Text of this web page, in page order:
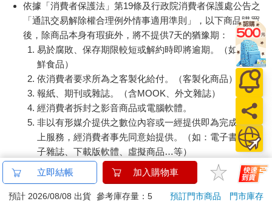
依據「消費者保護法」第19條及行政院消費者保護處公告之
「通訊交易解除權合理例外情事適用準則」，以下商品購買
後，除商品本身有瑕疵外，將不提供7天的猶豫期：
易於腐敗、保存期限較短或解約時即將逾期。（如：生
鮮食品）
依消費者要求所為之客製化給付。（客製化商品）
報紙、期刊或雜誌。（含MOOK、外文雜誌）
經消費者拆封之影音商品或電腦軟體。
非以有形媒介提供之數位內容或一經提供即為完成之線
上服務，經消費者事先同意始提供。（如：電子書、電
子雜誌、下載版軟體、虛擬商品…等）
已拆封之個人衛生用品。（如：內衣褲、刮鬍刀、除毛
若非上列種類商品，均享有到貨7天的猶豫期（含例假
立即結帳 加入購物車
預計 2026/08/08 出貨 參考庫存量：5 預訂門市商品
門市庫存